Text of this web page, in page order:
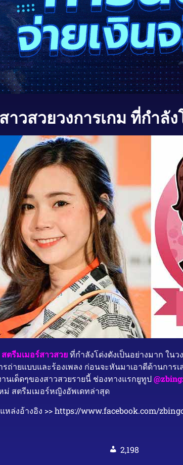
าวสวยวงการเกม ที่กำลั
สตรีมเมอร์สาวสวยที่กำลังโด่งดังเป็นอย่างมาก ในว
ถ่ายแบบและร้องเพลง ก่อนจะหันมาเอาดีด้านกา
เด็ดๆของสาวสวยรายนี้ ช่องทางแรกยูทูป
ม่ สตรีมเมอร์หญิงอัพเดทล่าสุด
แหล่งอ้างอิง >> https://www.facebook.com/
2,198